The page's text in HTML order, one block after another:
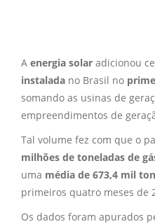
A energia solar adicionou
instalada no Brasil no
somando as usinas de
empreendimentos de
Tal volume fez com que o
milhões de toneladas de
uma média de 673,4 mil
primeiros quatro meses de
Os dados foram apurados